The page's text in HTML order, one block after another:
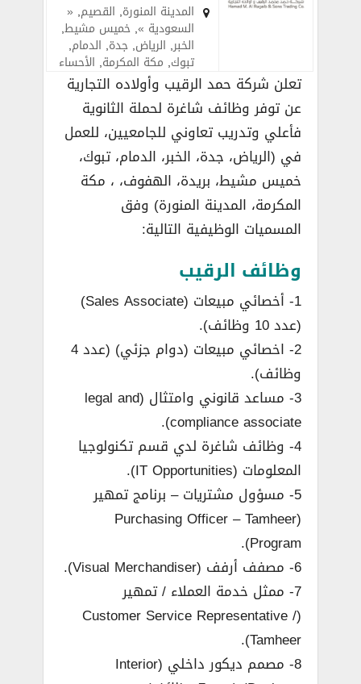
المدينة المنورة, القصيم,
«
السعودية »,خميس مشيط,
الخبر, الرياض,جدة, الدمام,
تبوك, مكة المكرمة, الأحساء
تعلن شركة حمد الرقيب وأولاده التجارية
عن توفر وظائف شاغرة لحملة الثانوية
فأعلي وتدريب تعاوني للجامعيين، للعمل
في (الرياض، جدة، الخبر، الدمام، تبوك،
خميس مشيط، بريدة، الهفوف، ، مكة
المكرمة، المدينة المنورة) وفق
المسميات الوظيفية التالية:
وظائف الرقيب
1- أخصائي مبيعات (Sales Associate)
(عدد 10 وظائف).
2- اخصائي مبيعات (دوام جزئي) (عدد 4
وظائف).
3- مساعد قانوني وامتثال (legal and
compliance associate).
4- وظائف شاغرة لدي قسم تكنولوجيا
المعلومات (IT Opportunities).
5- مسؤول مشتريات – برنامج تمهير
(Purchasing Officer – Tamheer
Program).
6- مصفف أرفف (Visual Merchandiser).
7- ممثل خدمة العملاء / تمهير
(Customer Service Representative /
Tamheer).
8- مصمم ديكور داخلي (Interior